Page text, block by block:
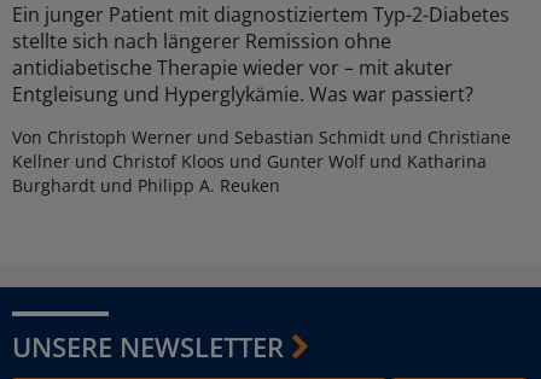
Ein junger Patient mit diagnostiziertem Typ-2-Diabetes
stellte sich nach längerer Remission ohne
antidiabetische Therapie wieder vor – mit akuter
Entgleisung und Hyperglykämie. Was war passiert?
Von Christoph Werner und Sebastian Schmidt und Christiane
Kellner und Christof Kloos und Gunter Wolf und Katharina
Burghardt und Philipp A. Reuken
UNSERE NEWSLETTER